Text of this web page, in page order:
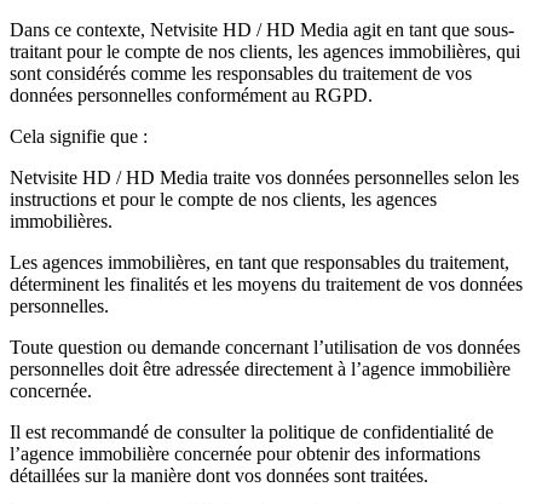
Dans ce contexte, Netvisite HD / HD Media agit en tant que sous-
traitant pour le compte de nos clients, les agences immobilières, qui
sont considérés comme les responsables du traitement de vos
données personnelles conformément au RGPD.
Cela signifie que :
Netvisite HD / HD Media traite vos données personnelles selon les
instructions et pour le compte de nos clients, les agences
immobilières.
Les agences immobilières, en tant que responsables du traitement,
déterminent les finalités et les moyens du traitement de vos données
personnelles.
Toute question ou demande concernant l’utilisation de vos données
personnelles doit être adressée directement à l’agence immobilière
concernée.
Il est recommandé de consulter la politique de confidentialité de
l’agence immobilière concernée pour obtenir des informations
détaillées sur la manière dont vos données sont traitées.